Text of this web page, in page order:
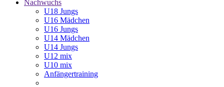
Nachwuchs
U18 Jungs
U16 Mädchen
U16 Jungs
U14 Mädchen
U14 Jungs
U12 mix
U10 mix
Anfängertraining